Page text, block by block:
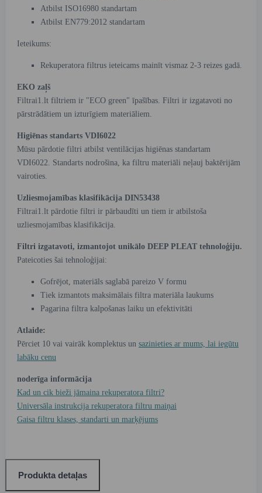
Atbilst ISO16980 standartam
Atbilst EN779:2012 standartam
Ieteikums:
Rekuperatora filtrus ieteicams mainīt vismaz 2-3 reizes gadā.
EKO zaļš
Filtrai1.lt filtriem ir "ECO green" īpašības. Filtri ir izgatavoti no
pārstrādātiem un izturīgiem materiāliem.
Higiēnas standarts VDI6022
Mūsu pārdotie filtri atbilst ventilācijas higiēnas standartam
VDI6022. Standarts nodrošina, ka filtru materiāli neļauj baktērijām
vairoties.
Uzliesmojamības klasifikācija DIN53438
Filtrai1.lt pārdotie filtri ir pārbaudīti un tiem ir atbilstoša
uzliesmojamības klasifikācija.
Filtri izgatavoti, izmantojot unikālo DEEP PLEAT tehnoloģiju.
Pateicoties šai tehnoloģijai:
Gofrējot, materiāls saglabā pareizo V formu
Tiek izmantots maksimālais filtra materiāla laukums
Pagarina filtra kalpošanas laiku un efektivitāti
Atlaide:
Pērciet 10 vai vairāk komplektus un sazinieties ar mums, lai iegūtu
labāku cenu
noderīga informācija
Kad un cik bieži jāmaina rekuperatora filtri?
Universāla instrukcija rekuperatora filtru maiņai
Gaisa filtru klases, standarti un marķējums
Produkta detaļas